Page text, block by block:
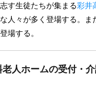
す生徒たちが集まる彩井
人々が多く登場する。
場する。
老人ホームの受付・